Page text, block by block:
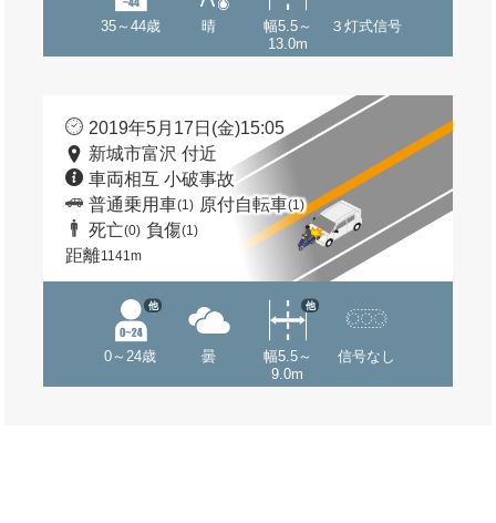
35～44歳 晴
幅5.5～
13.0m
３灯式信号
2019年5月17日(金)15:05
新城市富沢 付近
車両相互 小破事故
普通乗用車(1) 原付自転車(1)
死亡(0) 負傷(1)
距離1141m
0～24歳
他
曇
幅5.5～
9.0m
他
信号なし